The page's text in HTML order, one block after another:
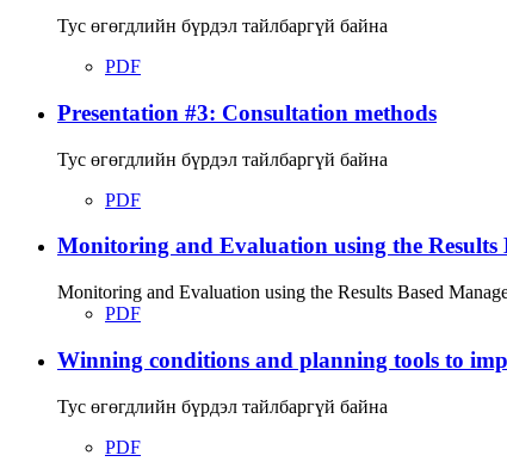
Тус өгөгдлийн бүрдэл тайлбаргүй байна
PDF
Presentation #3: Consultation methods
Тус өгөгдлийн бүрдэл тайлбаргүй байна
PDF
Monitoring and Evaluation using the
Monitoring and Evaluation using the Results Based
PDF
Winning conditions and planning tools to
Тус өгөгдлийн бүрдэл тайлбаргүй байна
PDF